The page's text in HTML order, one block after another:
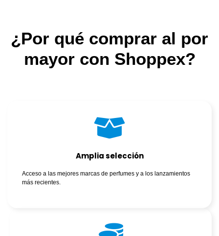
¿Por qué comprar al por
mayor con Shoppex?
Amplia selección
Acceso a las mejores marcas de perfumes y a los lanzamientos
más recientes.